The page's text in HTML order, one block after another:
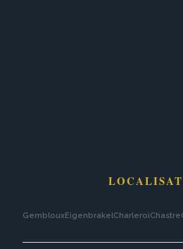
Gembloux EigenbrakelCharleroiChastre